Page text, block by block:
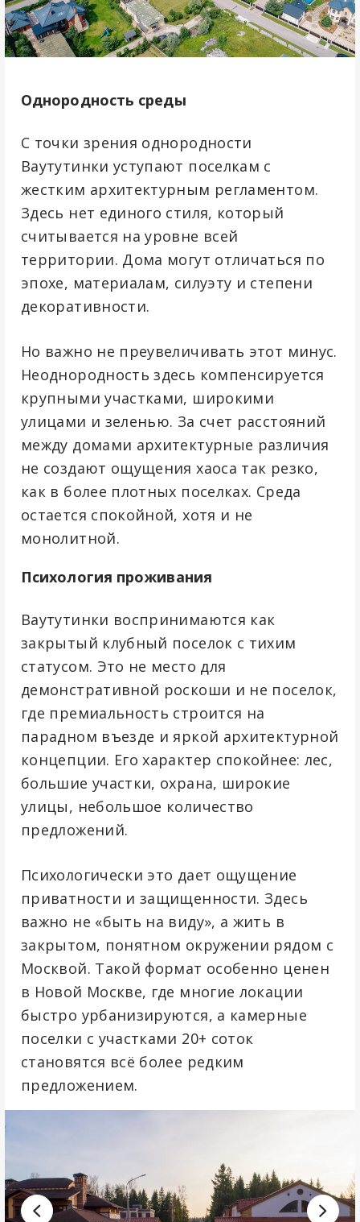
Однородность среды
С точки зрения однородности
Ваутутинки уступают поселкам с
жестким архитектурным регламентом.
Здесь нет единого стиля, который
считывается на уровне всей
территории. Дома могут отличаться по
эпохе, материалам, силуэту и степени
декоративности.
Но важно не преувеличивать этот минус.
Неоднородность здесь компенсируется
крупными участками, широкими
улицами и зеленью. За счет расстояний
между домами архитектурные различия
не создают ощущения хаоса так резко,
как в более плотных поселках. Среда
остается спокойной, хотя и не
монолитной.
Психология проживания
Ваутутинки воспринимаются как
закрытый клубный поселок с тихим
статусом. Это не место для
демонстративной роскоши и не поселок,
где премиальность строится на
парадном въезде и яркой архитектурной
концепции. Его характер спокойнее: лес,
большие участки, охрана, широкие
улицы, небольшое количество
предложений.
Психологически это дает ощущение
приватности и защищенности. Здесь
важно не «быть на виду», а жить в
закрытом, понятном окружении рядом с
Москвой. Такой формат особенно ценен
в Новой Москве, где многие локации
быстро урбанизируются, а камерные
поселки с участками 20+ соток
становятся всё более редким
предложением.